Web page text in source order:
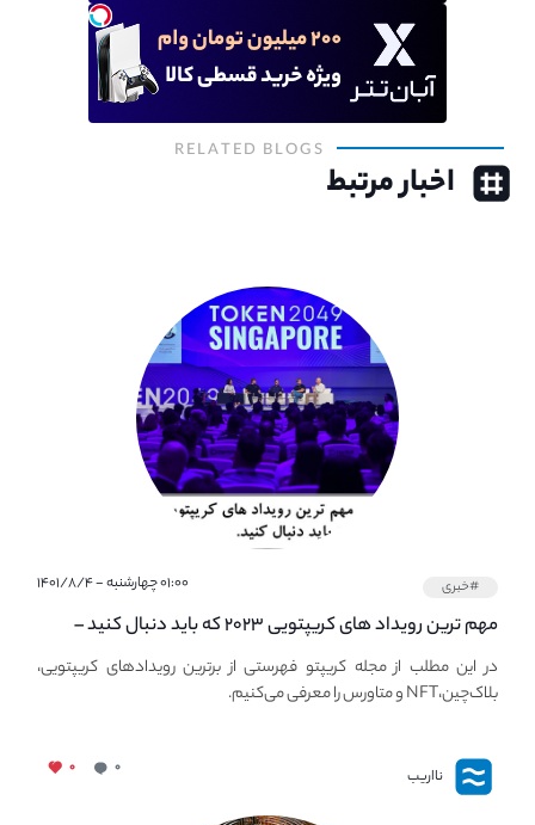
RELATED BLOGS
اخبار مرتبط
#خبری ۰۱:۰۰ چهارشنبه - ۱۴۰۱/۸/۴
مهم ترین رویداد های کریپتویی ۲۰۲۳ که باید دنبال کنید –
معرفی بهترین رویداد های جهانی
در این مطلب از مجله کریپتو فهرستی از برترین رویدادهای کریپتویی،
بلاک‌چین،NFT و متاورس را معرفی می‌کنیم.
نااریب ۰ ۰